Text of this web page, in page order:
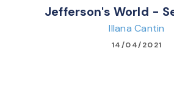
Jefferson's World -
Illana Cantin
14/04/2021